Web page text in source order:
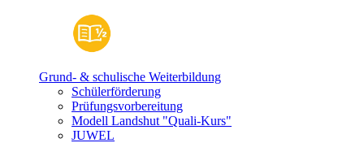
Grund- & schulische Weiterbildung
Schülerförderung
Prüfungsvorbereitung
Modell Landshut "Quali-Kurs"
JUWEL